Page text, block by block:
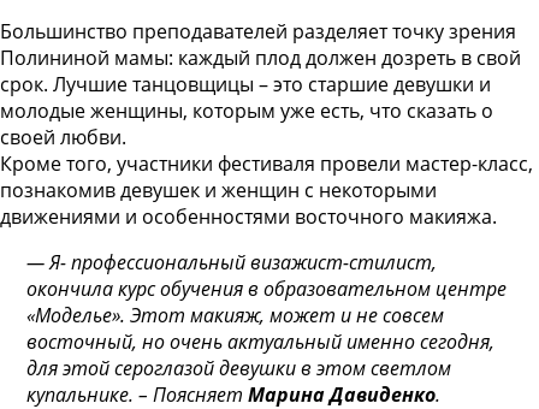
Большинство преподавателей разделяет точку зрения
Полининой мамы: каждый плод должен дозреть в свой
срок. Лучшие танцовщицы – это старшие девушки и
молодые женщины, которым уже есть, что сказать о
своей любви.
Кроме того, участники фестиваля провели мастер-класс,
познакомив девушек и женщин с некоторыми
движениями и особенностями восточного макияжа.
— Я- профессиональный визажист-стилист,
окончила курс обучения в образовательном центре
«Моделье». Этот макияж, может и не совсем
восточный, но очень актуальный именно сегодня,
для этой сероглазой девушки в этом светлом
купальнике. – ПоясняетМарина Давиденко.